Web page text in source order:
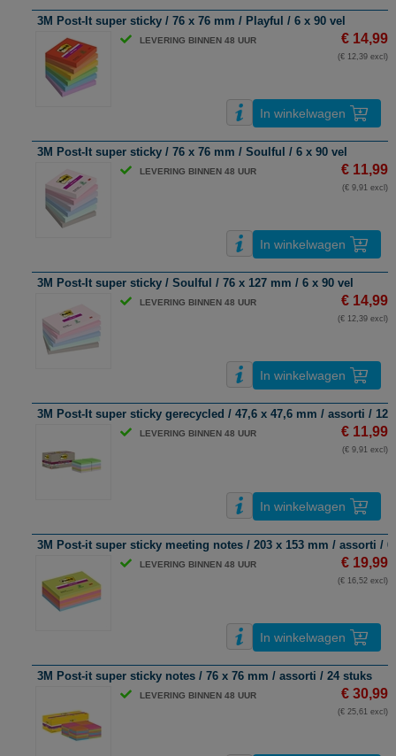
3M Post-It super sticky / 76 x 76 mm / Playful / 6 x 90 vel
LEVERING BINNEN 48 UUR € 14,99
(€ 12,39 excl)
In winkelwagen
3M Post-It super sticky / 76 x 76 mm / Soulful / 6 x 90 vel
LEVERING BINNEN 48 UUR € 11,99
(€ 9,91 excl)
In winkelwagen
3M Post-It super sticky / Soulful / 76 x 127 mm / 6 x 90 vel
LEVERING BINNEN 48 UUR € 14,99
(€ 12,39 excl)
In winkelwagen
3M Post-It super sticky gerecycled / 47,6 x 47,6 mm / assorti / 12
LEVERING BINNEN 48 UUR € 11,99
(€ 9,91 excl)
In winkelwagen
3M Post-it super sticky meeting notes / 203 x 153 mm / assorti / 6
LEVERING BINNEN 48 UUR € 19,99
(€ 16,52 excl)
In winkelwagen
3M Post-it super sticky notes / 76 x 76 mm / assorti / 24 stuks
LEVERING BINNEN 48 UUR € 30,99
(€ 25,61 excl)